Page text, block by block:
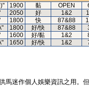
1900 黏 OPEN
2050 好 1&2
1800 快 87&88
1800 好/快 87&88
1600 好/黏 1&2
1650 好/快 1&2
馬迷作個人娛樂資訊之用。